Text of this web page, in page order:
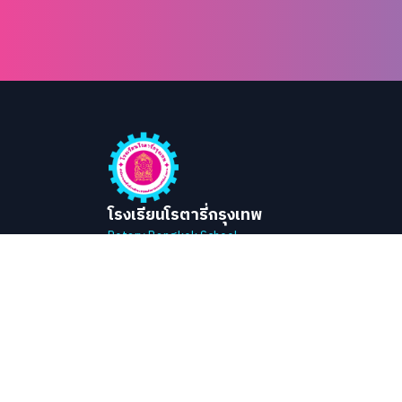
โรงเรียนโรตารี่กรุงเทพ
Rotary Bangkok School